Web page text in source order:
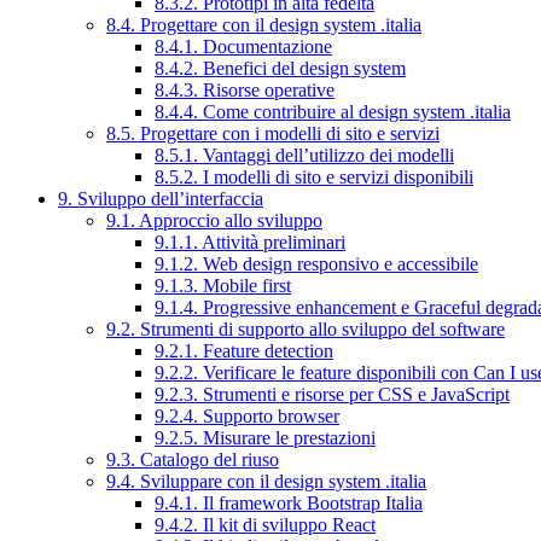
8.4. Progettare con il design system .italia
8.4.1. Documentazione
8.4.2. Benefici del design system
8.4.3. Risorse operative
8.4.4. Come contribuire al design system .italia
8.5. Progettare con i modelli di sito e servizi
8.5.1. Vantaggi dell’utilizzo dei modelli
8.5.2. I modelli di sito e servizi disponibili
9. Sviluppo dell’interfaccia
9.1. Approccio allo sviluppo
9.1.1. Attività preliminari
9.1.2. Web design responsivo e accessibile
9.1.3. Mobile first
9.1.4. Progressive enhancement e Graceful
9.2. Strumenti di supporto allo sviluppo del software
9.2.1. Feature detection
9.2.2. Verificare le feature disponibili con Can I
9.2.3. Strumenti e risorse per CSS e JavaScript
9.2.4. Supporto browser
9.2.5. Misurare le prestazioni
9.3. Catalogo del riuso
9.4. Sviluppare con il design system .italia
9.4.1. Il framework Bootstrap Italia
9.4.2. Il kit di sviluppo React